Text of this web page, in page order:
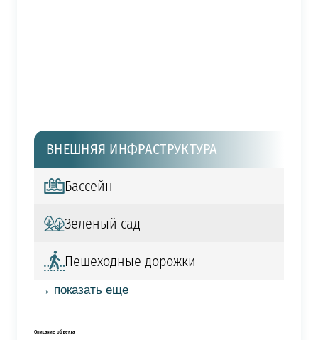
ВНЕШНЯЯ ИНФРАСТРУКТУРА
Бассейн
Зеленый сад
Пешеходные дорожки
→ показать еще
Описание объекта